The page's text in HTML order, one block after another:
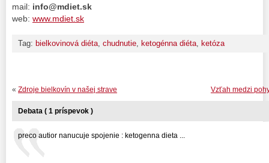
mail: info@mdiet.sk
web: www.mdiet.sk
Tag: bielkovinová diéta chudnutie ketogénna diéta ketóza
Vzťah medzi
« Zdroje bielkovín v našej strave
Debata ( 1 príspevok )
preco autior nanucuje spojenie : ketogenna dieta ...